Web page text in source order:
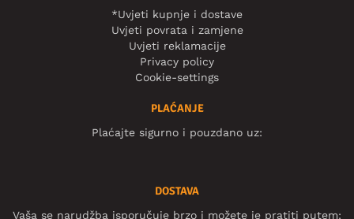
*Uvjeti kupnje i dostave
Uvjeti povrata i zamjene
Uvjeti reklamacije
Privacy policy
Cookie-settings
PLAĆANJE
Plaćajte sigurno i pouzdano uz:
DOSTAVA
Vaša se narudžba isporučuje brzo i možete je pratiti putem: